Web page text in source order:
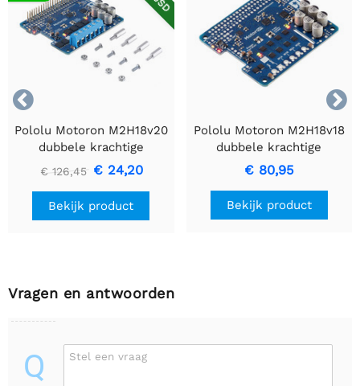


Pololu Motoron M2H18v20
dubbele krachtige
motorcontroller voor
Raspberry Pi (connectoren
gesoldeerd)
€ 126,45 € 24,20
Bekijk product
Pololu Motoron M2H18v18
dubbele krachtige
motorcontroller voor
Raspberry Pi (geen
connectoren of
afstandhouders)
€ 80,95
Bekijk product
Vragen en antwoorden
Q Stel een vraag